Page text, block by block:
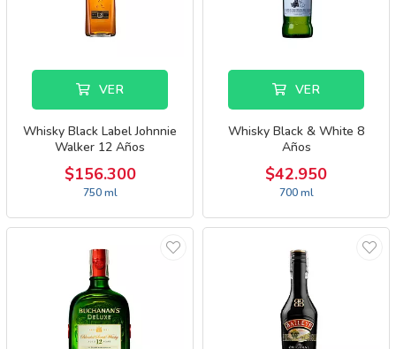
VER
Whisky Black Label Johnnie
Walker 12 Años
$156.300
750 ml
VER
Whisky Black & White 8
Años
$42.950
700 ml